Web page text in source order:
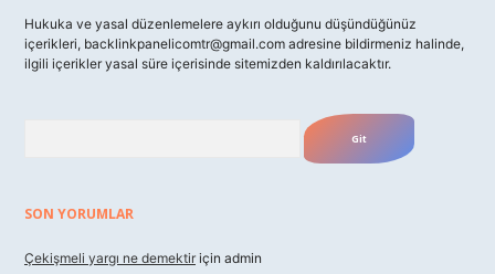
Hukuka ve yasal düzenlemelere aykırı olduğunu düşündüğünüz
içerikleri, backlinkpanelicomtr@gmail.com adresine bildirmeniz halinde,
ilgili içerikler yasal süre içerisinde sitemizden kaldırılacaktır.
SON YORUMLAR
Çekişmeli yargı ne demektir için admin